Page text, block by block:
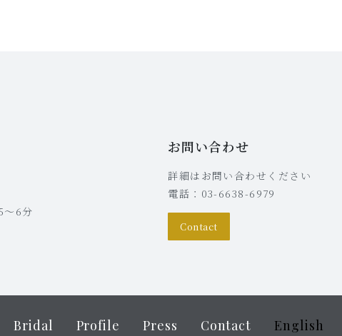
〜6分
お問い合わせ
詳細はお問い合わせください
電話：03-6638-6979
Contact
Bridal Profile Press Contact English